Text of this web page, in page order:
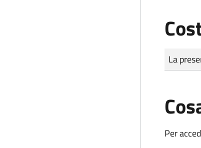
Tipo di
Importo
La
Per